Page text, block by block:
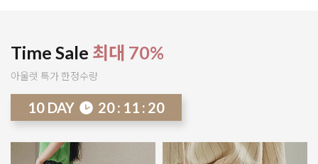
Time Sale 최대 70%
아울렛 특가 한정수량
10 DAY 20: 11 : 15